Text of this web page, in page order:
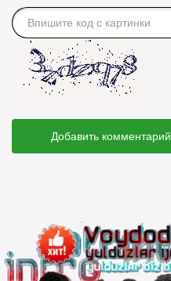
Добавить комментарий